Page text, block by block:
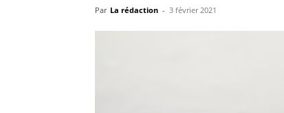
Par La rédaction - 3 février 2021